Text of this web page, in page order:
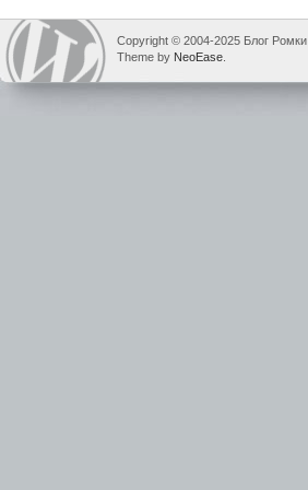
Copyright © 2004-2025 Блог Ромки
Theme by NeoEase